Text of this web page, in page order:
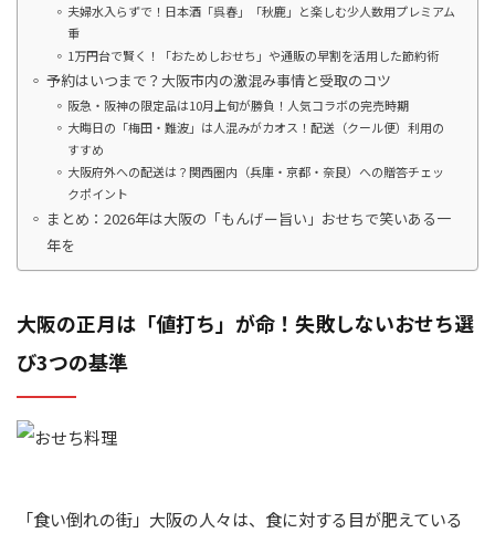
夫婦水入らずで！日本酒「呉春」「秋鹿」と楽しむ少人数用プレミアム
重
1万円台で賢く！「おためしおせち」や通販の早割を活用した節約術
予約はいつまで？大阪市内の激混み事情と受取のコツ
阪急・阪神の限定品は10月上旬が勝負！人気コラボの完売時期
大晦日の「梅田・難波」は人混みがカオス！配送（クール便）利用の
すすめ
大阪府外への配送は？関西圏内（兵庫・京都・奈良）への贈答チェッ
クポイント
まとめ：2026年は大阪の「もんげー旨い」おせちで笑いある一
年を
大阪の正月は「値打ち」が命！失敗しないおせち選
び3つの基準
「食い倒れの街」大阪の人々は、食に対する目が肥えている